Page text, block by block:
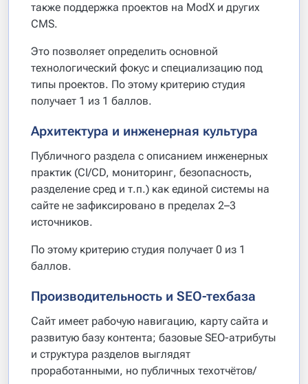
также поддержка проектов на ModX и других
CMS.
Это позволяет определить основной
технологический фокус и специализацию под
типы проектов. По этому критерию студия
получает 1 из 1 баллов.
Архитектура и инженерная культура
Публичного раздела с описанием инженерных
практик (CI/CD, мониторинг, безопасность,
разделение сред и т.п.) как единой системы на
сайте не зафиксировано в пределах 2–3
источников.
По этому критерию студия получает 0 из 1
баллов.
Производительность и SEO-техбаза
Сайт имеет рабочую навигацию, карту сайта и
развитую базу контента; базовые SEO-атрибуты
и структура разделов выглядят
проработанными, но публичных техотчётов/